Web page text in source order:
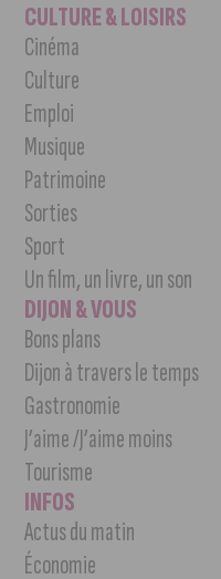
CULTURE & LOISIRS
Cinéma
Culture
Emploi
Musique
Patrimoine
Sorties
Sport
Un film, un livre, un son
DIJON & VOUS
Bons plans
Dijon à travers le temps
Gastronomie
J’aime /J’aime moins
Tourisme
INFOS
Actus du matin
Économie